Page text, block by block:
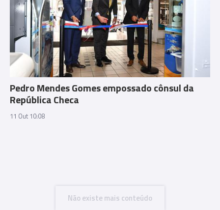
Pedro Mendes Gomes empossado cônsul da
República Checa
11 Out 10:08
Não existe mais conteúdo